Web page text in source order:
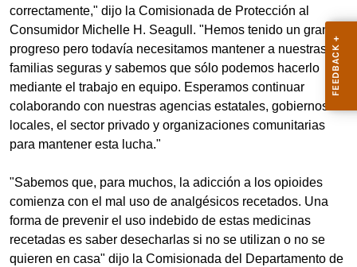
correctamente," dijo la Comisionada de Protección al
Consumidor Michelle H. Seagull. "Hemos tenido un gran
progreso pero todavía necesitamos mantener a nuestras
familias seguras y sabemos que sólo podemos hacerlo
mediante el trabajo en equipo. Esperamos continuar
colaborando con nuestras agencias estatales, gobiernos
locales, el sector privado y organizaciones comunitarias
para mantener esta lucha."
"Sabemos que, para muchos, la adicción a los opioides
comienza con el mal uso de analgésicos recetados. Una
forma de prevenir el uso indebido de estas medicinas
recetadas es saber desecharlas si no se utilizan o no se
quieren en casa" dijo la Comisionada del Departamento de